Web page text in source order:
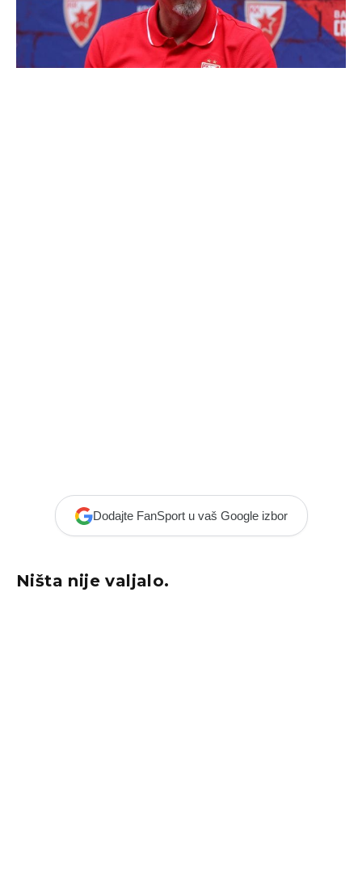
Dodajte FanSport u vaš Google izbor
Ništa nije valjalo.